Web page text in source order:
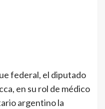
federal, el diputado
en su rol de médico
argentino la